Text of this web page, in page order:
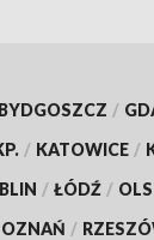
BYDGOSZCZ /
/ KATOWICE /
/ ŁÓDŹ /
/